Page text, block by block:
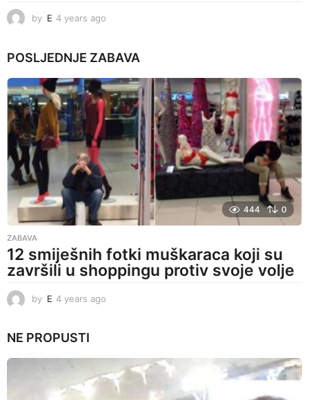
by E 4 years ago
a
s
a
g
o
POSLJEDNJE ZABAVA
444 0
ZABAVA
12 smiješnih fotki muškaraca koji su
završili u shoppingu protiv svoje volje
by E 4 years ago
a
NE PROPUSTI